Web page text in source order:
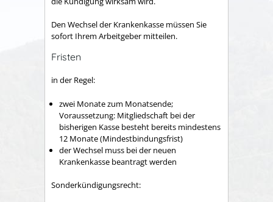
Den Wechsel der Krankenkasse müssen Sie
sofort Ihrem Arbeitgeber mitteilen.
Fristen
in der Regel:
zwei Monate zum Monatsende;
Voraussetzung: Mitgliedschaft bei der
bisherigen Kasse besteht bereits mindestens
12 Monate (Mindestbindungsfrist)
der Wechsel muss bei der neuen
Krankenkasse beantragt werden
Sonderkündigungsrecht: